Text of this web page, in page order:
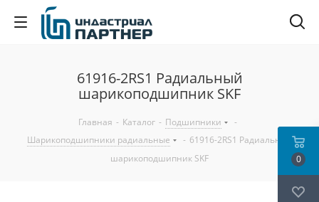
61916-2RS1 Радиальный
шарикоподшипник SKF
Главная - Каталог - Подшипники
-
Шарикоподшипники радиальные
- 61916-2RS1 Радиальный
шарикоподшипник SKF
0